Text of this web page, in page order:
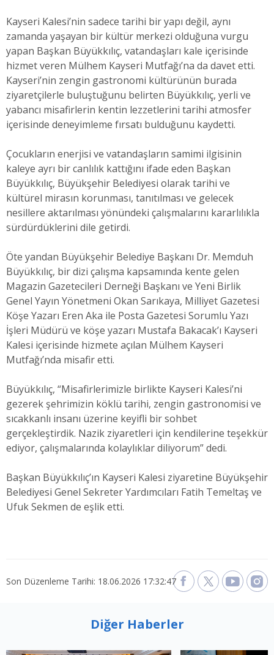
Kayseri Kalesi’nin sadece tarihi bir yapı değil, aynı
zamanda yaşayan bir kültür merkezi olduğuna vurgu
yapan Başkan Büyükkılıç, vatandaşları kale içerisinde
hizmet veren Mülhem Kayseri Mutfağı’na da davet etti.
Kayseri’nin zengin gastronomi kültürünün burada
ziyaretçilerle buluştuğunu belirten Büyükkılıç, yerli ve
yabancı misafirlerin kentin lezzetlerini tarihi atmosfer
içerisinde deneyimleme fırsatı bulduğunu kaydetti.
Çocukların enerjisi ve vatandaşların samimi ilgisinin
kaleye ayrı bir canlılık kattığını ifade eden Başkan
Büyükkılıç, Büyükşehir Belediyesi olarak tarihi ve
kültürel mirasın korunması, tanıtılması ve gelecek
nesillere aktarılması yönündeki çalışmalarını kararlılıkla
sürdürdüklerini dile getirdi.
Öte yandan Büyükşehir Belediye Başkanı Dr. Memduh
Büyükkılıç, bir dizi çalışma kapsamında kente gelen
Magazin Gazetecileri Derneği Başkanı ve Yeni Birlik
Genel Yayın Yönetmeni Okan Sarıkaya, Milliyet Gazetesi
Köşe Yazarı Eren Aka ile Posta Gazetesi Sorumlu Yazı
İşleri Müdürü ve köşe yazarı Mustafa Bakacak’ı Kayseri
Kalesi içerisinde hizmete açılan Mülhem Kayseri
Mutfağı’nda misafir etti.
Büyükkılıç, “Misafirlerimizle birlikte Kayseri Kalesi’ni
gezerek şehrimizin köklü tarihi, zengin gastronomisi ve
sıcakkanlı insanı üzerine keyifli bir sohbet
gerçekleştirdik. Nazik ziyaretleri için kendilerine teşekkür
ediyor, çalışmalarında kolaylıklar diliyorum” dedi.
Başkan Büyükkılıç’ın Kayseri Kalesi ziyaretine Büyükşehir
Belediyesi Genel Sekreter Yardımcıları Fatih Temeltaş ve
Ufuk Sekmen de eşlik etti.
Son Düzenleme Tarihi: 18.06.2026 17:32:47
Diğer Haberler